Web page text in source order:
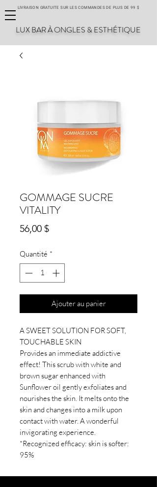
LIVRAISON GRATUITE SUR LES COMMANDES DE PLUS DE 99 $
LUX BAR À ONGLES & ESTHÉTIQUE
GOMMAGE SUCRE
VITALITY
56,00 $Prix
Quantité *
Ajouter au panier
A SWEET SOLUTION FOR SOFT,
TOUCHABLE SKIN
Provides an immediate addictive
effect! This scrub with white and
brown sugar enhanced with
Sunflower oil gently exfoliates and
nourishes the skin. It melts onto the
skin and changes into a milk upon
contact with water. A wonderful
invigorating experience.
*Recognized efficacy: skin is softer:
95%